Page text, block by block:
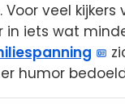
Voor veel
in iets wat
humor